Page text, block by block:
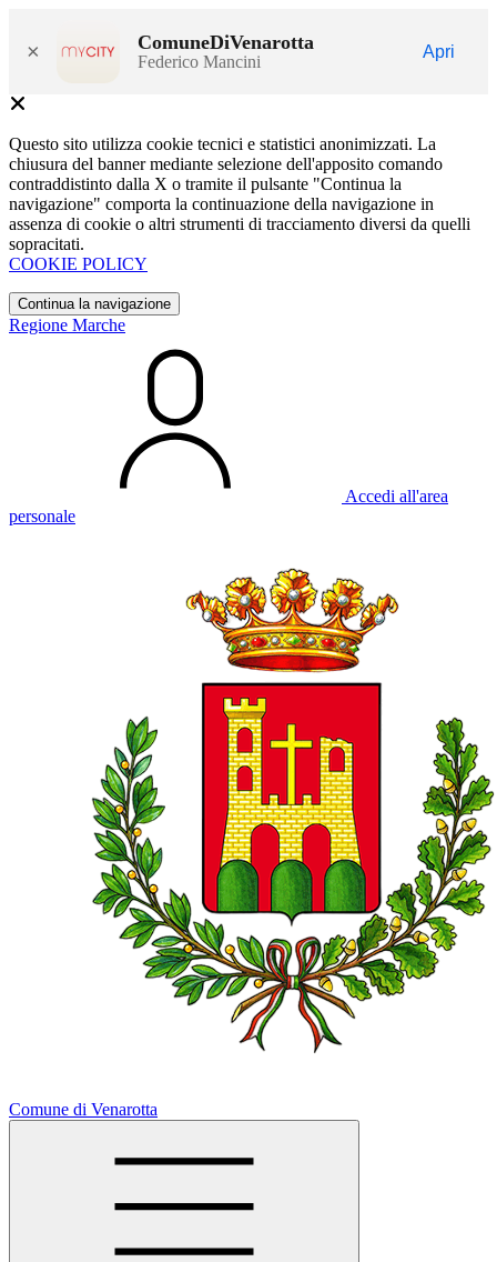
× ComuneDiVenarotta
Federico Mancini
Apri
Questo sito utilizza cookie tecnici e statistici anonimizzati. La
chiusura del banner mediante selezione dell'apposito comando
contraddistinto dalla X o tramite il pulsante "Continua la
navigazione" comporta la continuazione della navigazione in
assenza di cookie o altri strumenti di tracciamento diversi da quelli
sopracitati.
COOKIE POLICY
Continua la navigazione
Regione Marche
Accedi all'area
personale
Comune di Venarotta